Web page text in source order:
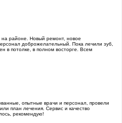
на районе. Новый ремонт, новое
доброжелательный. Пока лечили зуб,
в потолке, в полном восторге. Всем
опытные врачи и персонал, провели
план лечения. Сервис и качество
рекомендую!